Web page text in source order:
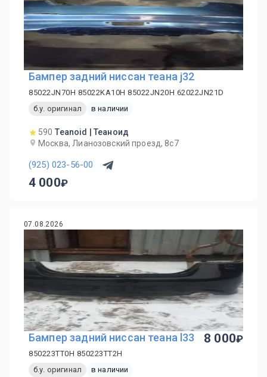
Бампер задний ниссан теана j32
85022JN70H 85022KA10H 85022JN20H 62022JN21D
б.у. оригинал
в наличии
590 Teanoid | Теаноид
Москва, Лианозовский проезд, 8с7
(925) 023-56-00
4 000
07.08.2026
Бампер задний ниссан теана l33
850223TT0H 850223TT2H
б.у. оригинал
в наличии
8 000